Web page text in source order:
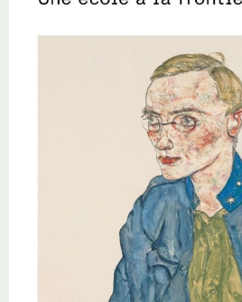
miroir du village, est inexistant chez ses habitants.
allemande rebelle, et Gilike, petit porcher
tout comme, à sa façon, Adám Török,
L’espace étriqué du village contraste
grands espaces libres parcourus par ses
encore le rêve de certains de partir
d’Amérique. Mais la déflagration
Le pouvoir a changé, István revient de
rêveur est devenu adulte et trouve la
reprend. Mais avec le recul de l’Histoire,
illusoire ? Le soldat à la fleur est
convaincu d’être servi par la chance,
s’accomplir dans la tourmente et changer
Nándor Gionsait construire